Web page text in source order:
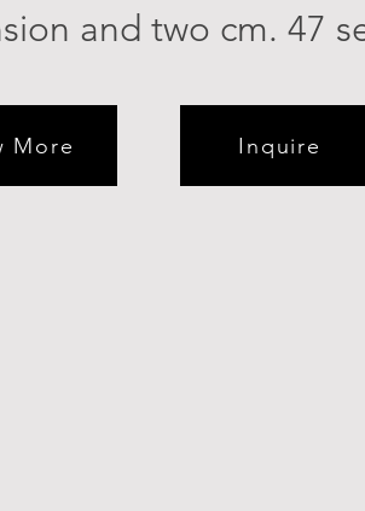
and two cm. 47
More Inquire